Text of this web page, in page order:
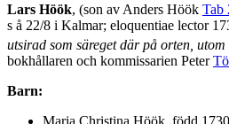
Lars Höök, (son av Anders Höök Tab
s å 22/8 i Kalmar; eloquentiae lector
utsirad som säreget där på orten,
bokhållaren och kommissarien Peter
Barn:
Maria Christina Höök, född